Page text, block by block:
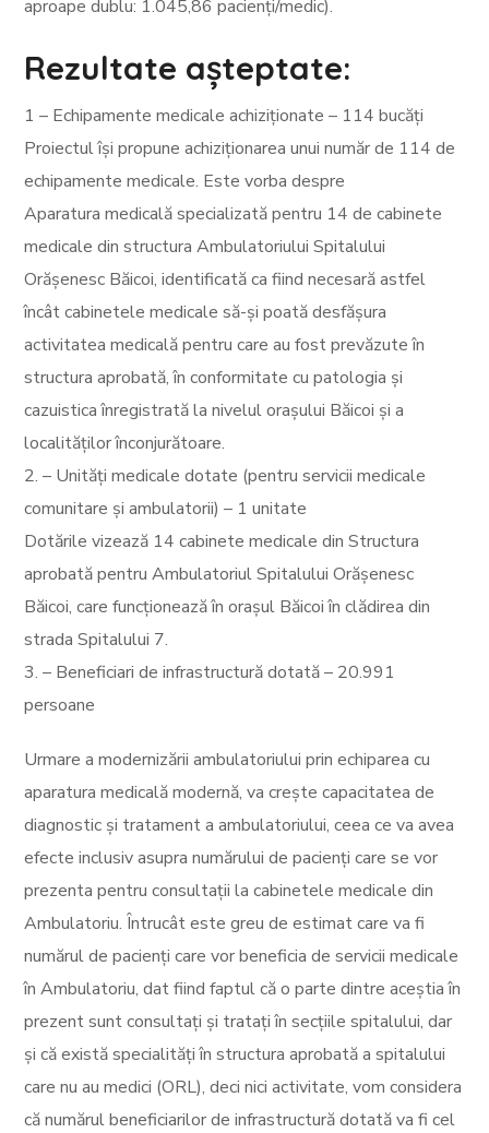
aproape dublu: 1.045,86 pacienți/medic).
Rezultate așteptate:
1 – Echipamente medicale achiziționate – 114 bucăți
Proiectul își propune achiziționarea unui număr de 114 de
echipamente medicale. Este vorba despre
Aparatura medicală specializată pentru 14 de cabinete
medicale din structura Ambulatoriului Spitalului
Orășenesc Băicoi, identificată ca fiind necesară astfel
încât cabinetele medicale să-și poată desfășura
activitatea medicală pentru care au fost prevăzute în
structura aprobată, în conformitate cu patologia și
cazuistica înregistrată la nivelul orașului Băicoi și a
localităților înconjurătoare.
2. – Unități medicale dotate (pentru servicii medicale
comunitare și ambulatorii) – 1 unitate
Dotările vizează 14 cabinete medicale din Structura
aprobată pentru Ambulatoriul Spitalului Orășenesc
Băicoi, care funcționează în orașul Băicoi în clădirea din
strada Spitalului 7.
3. – Beneficiari de infrastructură dotată – 20.991
persoane
Urmare a modernizării ambulatoriului prin echiparea cu
aparatura medicală modernă, va crește capacitatea de
diagnostic și tratament a ambulatoriului, ceea ce va avea
efecte inclusiv asupra numărului de pacienți care se vor
prezenta pentru consultații la cabinetele medicale din
Ambulatoriu. Întrucât este greu de estimat care va fi
numărul de pacienți care vor beneficia de servicii medicale
în Ambulatoriu, dat fiind faptul că o parte dintre aceștia în
prezent sunt consultați și tratați în secțiile spitalului, dar
și că există specialități în structura aprobată a spitalului
care nu au medici (ORL), deci nici activitate, vom considera
că numărul beneficiarilor de infrastructură dotată va fi cel